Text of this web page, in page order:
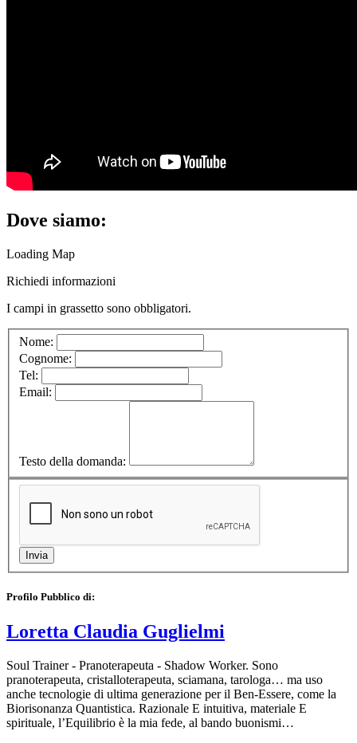
Dove siamo:
Loading Map
Richiedi informazioni
I campi in grassetto sono obbligatori.
Nome:
Cognome:
Tel:
Email:
Testo della domanda:
Profilo Pubblico di:
Loretta Claudia Guglielmi
Soul Trainer - Pranoterapeuta - Shadow Worker. Sono
pranoterapeuta, cristalloterapeuta, sciamana, tarologa… ma uso
anche tecnologie di ultima generazione per il Ben-Essere, come la
Biorisonanza Quantistica. Razionale E intuitiva, materiale E
spirituale, l’Equilibrio è la mia fede, al bando buonismi…